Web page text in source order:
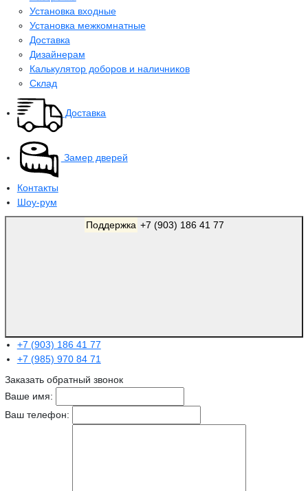
Установка входные
Установка межкомнатные
Доставка
Дизайнерам
Калькулятор доборов и наличников
Склад
Доставка
Замер дверей
Контакты
Шоу-рум
Поддержка
+7 (903) 186 41 77
+7 (985) 970 84 71
Заказать обратный звонок
Ваше имя:
Ваш телефон: